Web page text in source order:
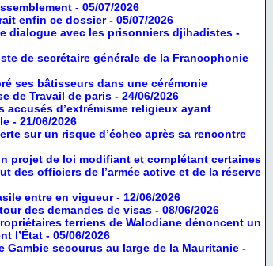
- 05/07/2026
enfin ce dossier - 05/07/2026
dialogue avec les prisonniers djihadistes -
de secrétaire générale de la Francophonie
ses bâtisseurs dans une cérémonie
de Travail de paris - 24/06/2026
d’extrémisme religieux ayant
- 21/06/2026
sur un risque d’échec après sa rencontre
projet de loi modifiant et complétant certaines
des officiers de l’armée active et de la réserve
entre en vigueur - 12/06/2026
des demandes de visas - 08/06/2026
terriens de Walodiane dénoncent un
l’État - 05/06/2026
Gambie secourus au large de la Mauritanie -